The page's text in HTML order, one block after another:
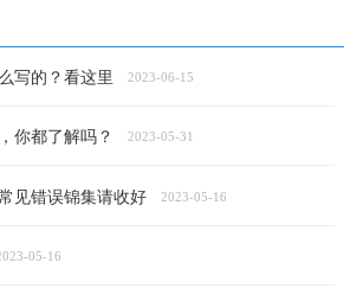
写的？看这里 2023-06-15
你都了解吗？ 2023-05-31
见错误锦集请收好 2023-05-16
05-16